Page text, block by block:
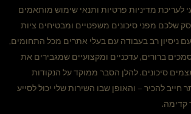
לעריכת מדיניות פרטיות ותנאי שימוש מותאמים
שלכם מפני סיכונים משפטיים ומבטיחים ציות
ניסיון רב בעבודה עם בעלי אתרים מכל התחומים,
ברורים, עדכניים ומקצועיים שמגבירים את
סיכונים. להלן הסבר ממוקד על הנקודות
להכיר – והאופן שבו השירות שלי יכול לסייע
קדימה.